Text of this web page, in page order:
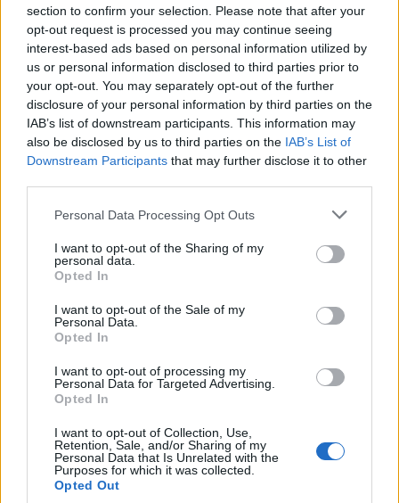
section to confirm your selection. Please note that after your
opt-out request is processed you may continue seeing
interest-based ads based on personal information utilized by
us or personal information disclosed to third parties prior to
your opt-out. You may separately opt-out of the further
disclosure of your personal information by third parties on the
IAB’s list of downstream participants. This information may
also be disclosed by us to third parties on the IAB’s List of
Downstream Participants that may further disclose it to other
Please note that this website/app uses one or more Google
not limited to your visit or usage behaviour. You may click to
grant or deny consent to Google and its third-party tags to
use your data for below specified purposes in below Google
consent section.
Personal Data Processing Opt Outs
I want to opt-out of the Sharing of my
personal data.
Opted In
I want to opt-out of the Sale of my
Personal Data.
Opted In
I want to opt-out of processing my
Personal Data for Targeted Advertising.
Opted In
I want to opt-out of Collection, Use,
Retention, Sale, and/or Sharing of my
Personal Data that Is Unrelated with the
Purposes for which it was collected.
Opted Out
E-mail cím
Feliratkozom a hírlevélre és elfogadom azadatvédelmi
szabályzatot!
FELIRATKOZÁS
Aktuális
árnyékában?